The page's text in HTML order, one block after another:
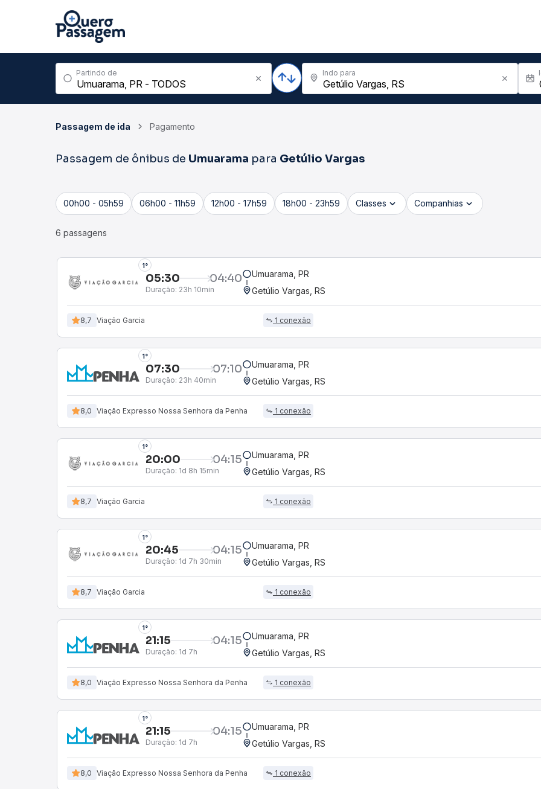
Partindo de Indo para
Passagem de ida Pagamento
Passagem de ônibus de Umuarama para Getúlio Vargas
00h00 - 05h59 06h00 - 11h59 12h00 - 17h59 18h00 - 23h59 Classes Companhias
6 passagens
1°
05:30 04:40
Duração: 23h 10min
Umuarama, PR
Getúlio Vargas, RS
8,7 Viação Garcia 1 conexão
1°
07:30 07:10
Duração: 23h 40min
Umuarama, PR
Getúlio Vargas, RS
8,0 Viação Expresso Nossa Senhora da Penha 1 conexão
1°
20:00 04:15
Duração: 1d 8h 15min
Umuarama, PR
Getúlio Vargas, RS
8,7 Viação Garcia 1 conexão
1°
20:45 04:15
Duração: 1d 7h 30min
Umuarama, PR
Getúlio Vargas, RS
8,7 Viação Garcia 1 conexão
1°
21:15 04:15
Duração: 1d 7h
Umuarama, PR
Getúlio Vargas, RS
8,0 Viação Expresso Nossa Senhora da Penha 1 conexão
1°
21:15 04:15
Duração: 1d 7h
Umuarama, PR
Getúlio Vargas, RS
8,0 Viação Expresso Nossa Senhora da Penha 1 conexão